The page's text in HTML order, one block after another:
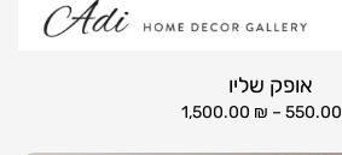
אופק שליו
550.00
–
1,500.00 ₪